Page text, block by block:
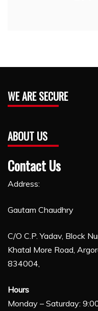
WE ARE SECURE
ABOUT US
Contact Us
Address:
Gautam Chaudhry
C/O C.P. Yadav, Block
Khatal More Road,
834004,
Hours
Monday – Saturday: